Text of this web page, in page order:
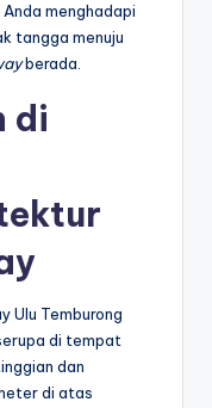
menghadapi
tangga menuju
berada.
di
Ulu Temburong
di tempat
dan
di atas